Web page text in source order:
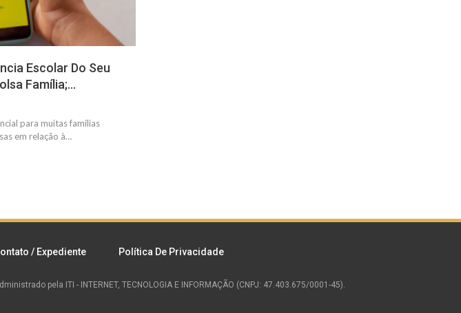
Escolar Do Seu
Família;…
para muitas famílias
em relação à…
/ Expediente Política De Privacidade
pela ITI - INTERNET, TECNOLOGIA E INFORMAÇÃO (CNPJ: 47.403.675/0001-45).